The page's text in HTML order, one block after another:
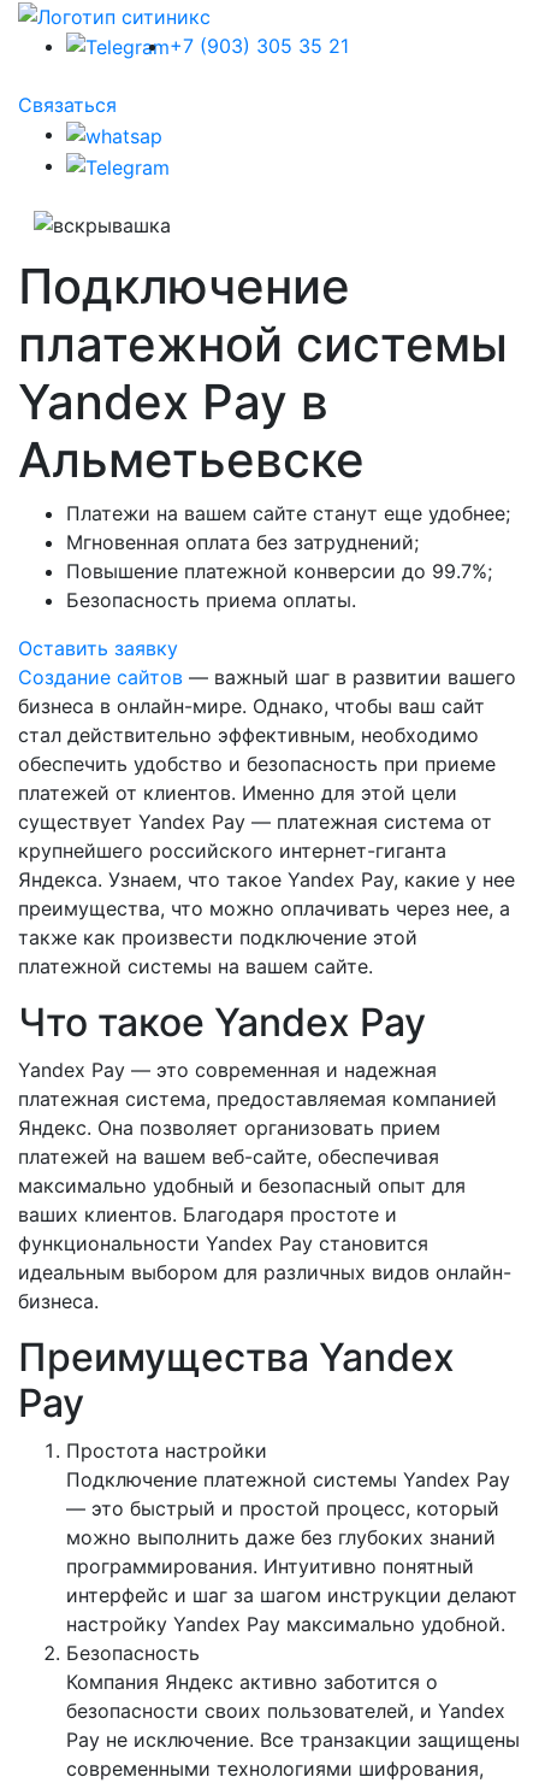
+7 (903) 305 35 21
Связаться
Подключение
платежной системы
Yandex Pay в
Альметьевске
Платежи на вашем сайте станут еще удобнее;
Мгновенная оплата без затруднений;
Повышение платежной конверсии до 99.7%;
Безопасность приема оплаты.
Оставить заявку
Создание сайтов — важный шаг в развитии вашего
бизнеса в онлайн-мире. Однако, чтобы ваш сайт
стал действительно эффективным, необходимо
обеспечить удобство и безопасность при приеме
платежей от клиентов. Именно для этой цели
существует Yandex Pay — платежная система от
крупнейшего российского интернет-гиганта
Яндекса. Узнаем, что такое Yandex Pay, какие у нее
преимущества, что можно оплачивать через нее, а
также как произвести подключение этой
платежной системы на вашем сайте.
Что такое Yandex Pay
Yandex Pay — это современная и надежная
платежная система, предоставляемая компанией
Яндекс. Она позволяет организовать прием
платежей на вашем веб-сайте, обеспечивая
максимально удобный и безопасный опыт для
ваших клиентов. Благодаря простоте и
функциональности Yandex Pay становится
идеальным выбором для различных видов онлайн-
бизнеса.
Преимущества Yandex
Pay
Простота настройки
Подключение платежной системы Yandex Pay
— это быстрый и простой процесс, который
можно выполнить даже без глубоких знаний
программирования. Интуитивно понятный
интерфейс и шаг за шагом инструкции делают
настройку Yandex Pay максимально удобной.
Безопасность
Компания Яндекс активно заботится о
безопасности своих пользователей, и Yandex
Pay не исключение. Все транзакции защищены
современными технологиями шифрования,